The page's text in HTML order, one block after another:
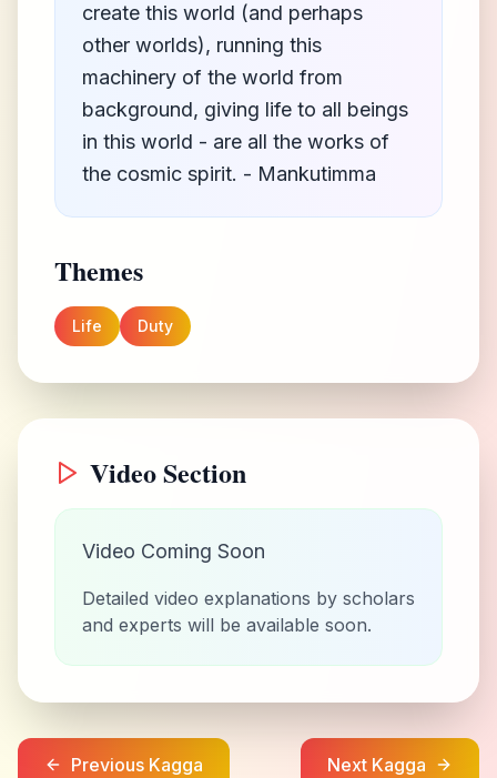
create this world (and perhaps
other worlds), running this
machinery of the world from
background, giving life to all beings
in this world - are all the works of
the cosmic spirit. - Mankutimma
Themes
Life Duty
Video Section
Video Coming Soon
Detailed video explanations by scholars
and experts will be available soon.
Previous Kagga Next Kagga